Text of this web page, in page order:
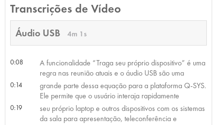
Transcrições de Vídeo
Áudio USB 4m 1s
0:08
A funcionalidade “Traga seu próprio dispositivo” é uma
regra nas reunião atuais e o áudio USB são uma
0:14
grande parte dessa equação para a plataforma Q-SYS.
Ele permite que o usuário interaja rapidamente
0:19
seu próprio laptop e outros dispositivos com os sistemas
da sala para apresentação, teleconferência e